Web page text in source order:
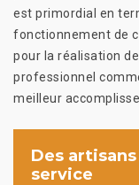
est primordial en
fonctionnement de
pour la réalisation
professionnel
meilleur
Des
service